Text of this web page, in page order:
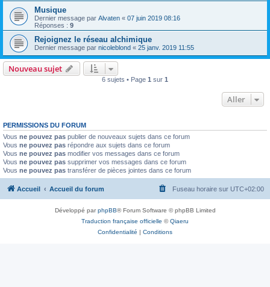
Musique
Dernier message par Alvaten « 07 juin 2019 08:16
Réponses : 9
Rejoignez le réseau alchimique
Dernier message par nicoleblond « 25 janv. 2019 11:55
Nouveau sujet
6 sujets • Page 1 sur 1
Aller
PERMISSIONS DU FORUM
Vous ne pouvez pas publier de nouveaux sujets dans ce forum
Vous ne pouvez pas répondre aux sujets dans ce forum
Vous ne pouvez pas modifier vos messages dans ce forum
Vous ne pouvez pas supprimer vos messages dans ce forum
Vous ne pouvez pas transférer de pièces jointes dans ce forum
Accueil Accueil du forum Fuseau horaire sur UTC+02:00
Développé parphpBB® Forum Software © phpBB Limited
Traduction française officielle ©Qiaeru
Confidentialité | Conditions